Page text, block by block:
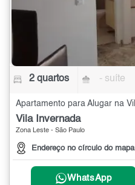
2 quartos - suíte
Vila Invernada
Zona Leste - São Paulo
Endereço no círculo do mapa
WhatsApp